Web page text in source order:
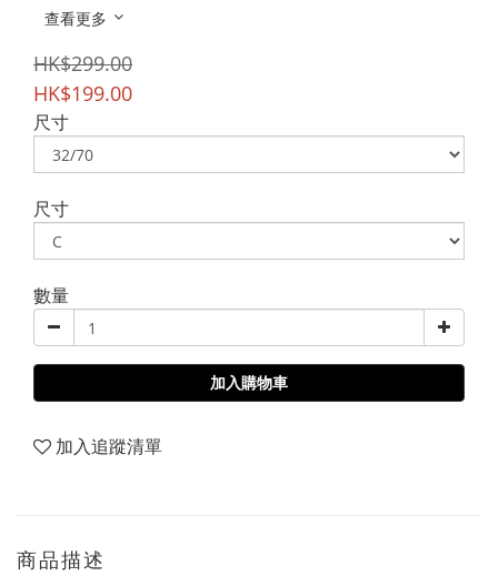
查看更多
HK$299.00
HK$199.00
尺寸
尺寸
數量
加入購物車
加入追蹤清單
商品描述